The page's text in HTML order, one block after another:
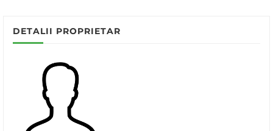
DETALII PROPRIETAR